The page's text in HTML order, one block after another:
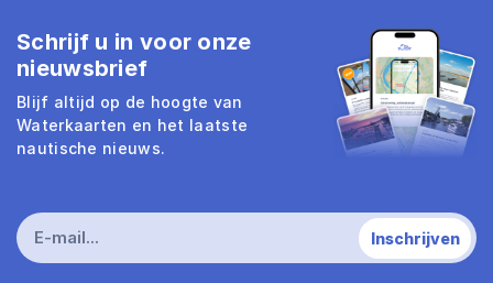
Schrijf u in voor onze
nieuwsbrief
Blijf altijd op de hoogte van
Waterkaarten en het laatste
nautische nieuws.